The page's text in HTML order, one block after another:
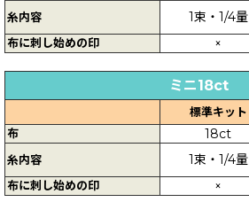
糸内容 1束・1/4量
布に刺し始めの印 ×
ミニ18ct
標準キット
布
18ct
糸内容 1束・1/4量
布に刺し始めの印 ×